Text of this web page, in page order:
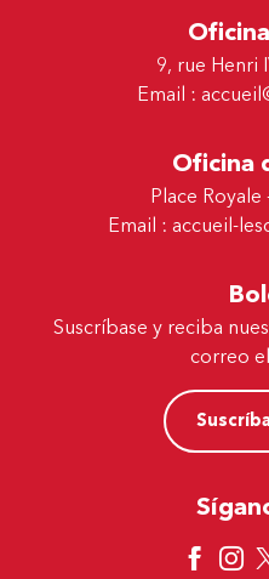
9, rue Henri
Email :
Oficina
Place Royale
Email : accueil-
Suscríbase y reciba
correo